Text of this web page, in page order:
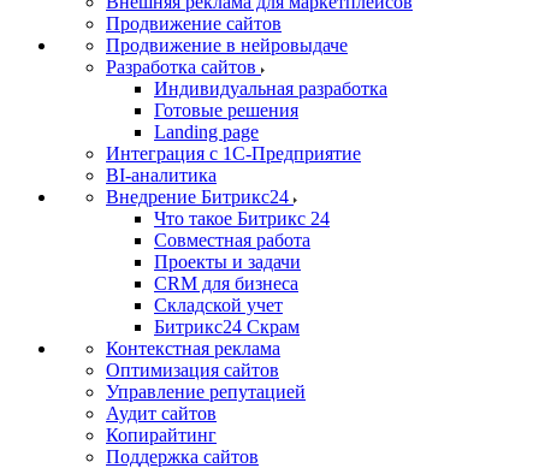
Продвижение сайтов
Продвижение в нейровыдаче
Разработка сайтов
Индивидуальная разработка
Готовые решения
Landing page
Интеграция с 1С-Предприятие
BI-аналитика
Внедрение Битрикс24
Что такое Битрикс 24
Совместная работа
Проекты и задачи
СRМ для бизнеса
Складской учет
Битрикс24 Скрам
Контекстная реклама
Оптимизация сайтов
Управление репутацией
Аудит сайтов
Копирайтинг
Поддержка сайтов